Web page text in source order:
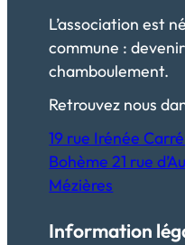
L’association est
commune :
chamboulement.
Retrouvez nous
19 rue Irénée
Bohème 21 rue
Mézières
Information